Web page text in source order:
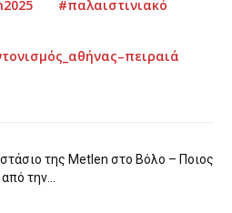
#παλαιστινιακό
της Metlen στο Βόλο – Ποιος
την...